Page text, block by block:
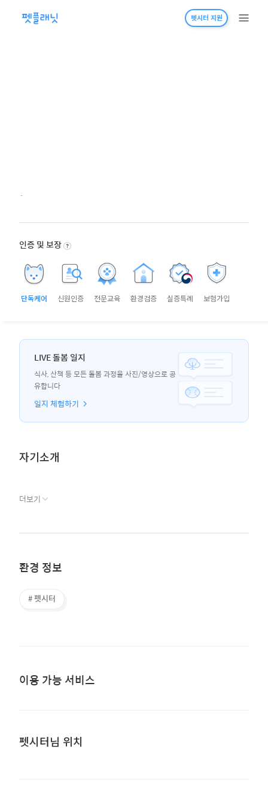
펫시터 지원
·
인증 및 보장
단독케어 신원인증 전문교육 환경검증 실증특례 보험가입
LIVE 돌봄 일지
식사, 산책 등 모든 돌봄 과정을 사진/영상으로 공
유합니다
일지 체험하기
자기소개
더보기
환경 정보
# 펫시터
이용 가능 서비스
펫시터님 위치